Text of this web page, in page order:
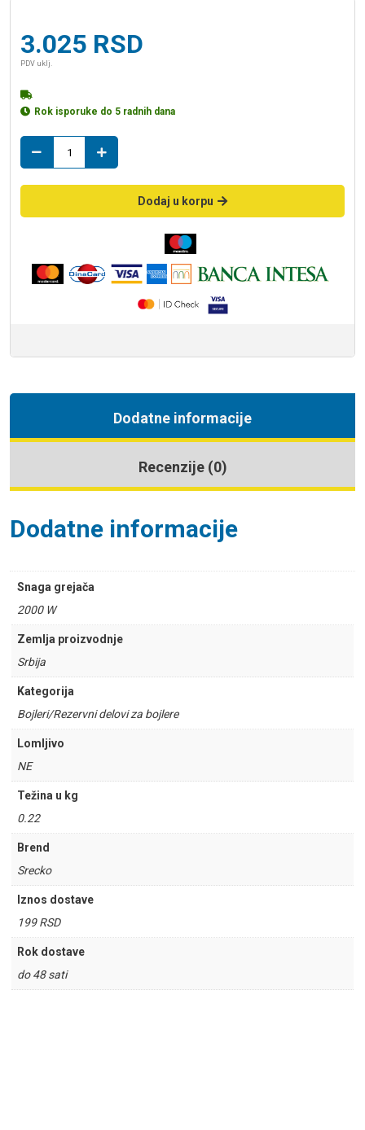
3.025 RSD
PDV uklj.
Rok isporuke do 5 radnih dana
2kw
mb
količina
Dodaj u korpu
Dodatne informacije
Recenzije (0)
Dodatne informacije
Snaga grejača
2000 W
Zemlja proizvodnje
Srbija
Kategorija
Bojleri/Rezervni delovi za bojlere
Lomljivo
NE
Težina u kg
0.22
Brend
Srecko
Iznos dostave
199 RSD
Rok dostave
do 48 sati